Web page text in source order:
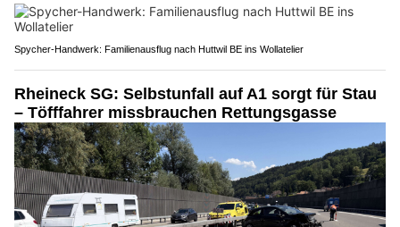
Spycher-Handwerk: Familienausflug nach Huttwil BE ins Wollatelier
Rheineck SG: Selbstunfall auf A1 sorgt für Stau
– Töfffahrer missbrauchen Rettungsgasse